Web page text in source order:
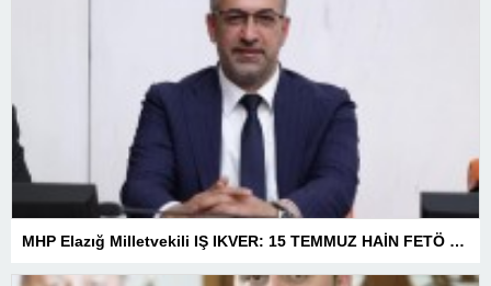
MHP Elazığ Milletvekili IŞ IKVER: 15 TEMMUZ HAİN FETÖ KALKIŞMASI TÜRKİYE’Yİ İŞGAL GİRİŞİMİDİR